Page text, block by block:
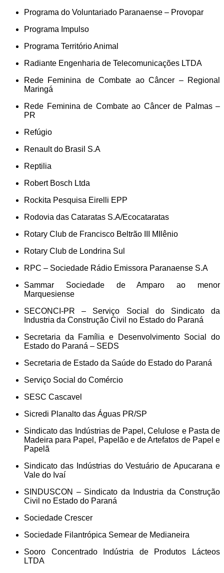
Programa do Voluntariado Paranaense – Provopar
Programa Impulso
Programa Território Animal
Radiante Engenharia de Telecomunicações LTDA
Rede Feminina de Combate ao Câncer – Regional
Maringá
Rede Feminina de Combate ao Câncer de Palmas –
PR
Refúgio
Renault do Brasil S.A
Reptilia
Robert Bosch Ltda
Rockita Pesquisa Eirelli EPP
Rodovia das Cataratas S.A/Ecocataratas
Rotary Club de Francisco Beltrão III MIlênio
Rotary Club de Londrina Sul
RPC – Sociedade Rádio Emissora Paranaense S.A
Sammar Sociedade de Amparo ao menor
Marquesiense
SECONCI-PR – Serviço Social do Sindicato da
Industria da Construção Civil no Estado do Paraná
Secretaria da Família e Desenvolvimento Social do
Estado do Paraná – SEDS
Secretaria de Estado da Saúde do Estado do Paraná
Serviço Social do Comércio
SESC Cascavel
Sicredi Planalto das Águas PR/SP
Sindicato das Indústrias de Papel, Celulose e Pasta de
Madeira para Papel, Papelão e de Artefatos de Papel e
Papelã
Sindicato das Indústrias do Vestuário de Apucarana e
Vale do Ivaí
SINDUSCON – Sindicato da Industria da Construção
Civil no Estado do Paraná
Sociedade Crescer
Sociedade Filantrópica Semear de Medianeira
Sooro Concentrado Indústria de Produtos Lácteos
LTDA